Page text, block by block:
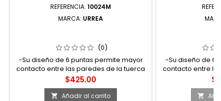
REFERENCIA: 10024M
MARCA: URREA
URREA
(0)
-Su diseño de 6 puntas permite mayor
contacto entre las paredes de la tuerca
y/o tornillo gracias a su geometría
lobular (super drive®)
Precio
$425.00
 Añadir al carrito
-Su diseño de 6
contacto entre
y/o tornillo
lobular
